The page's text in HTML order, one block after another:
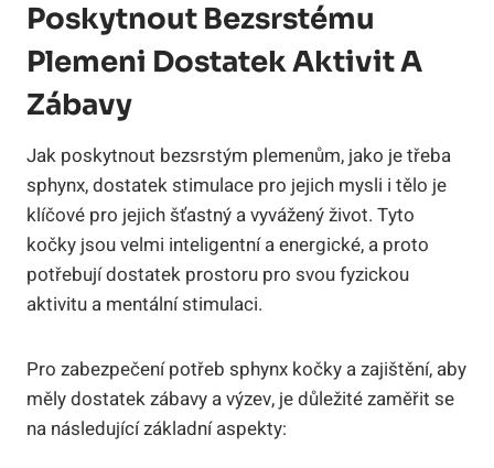
Poskytnout Bezsrstému
Plemeni Dostatek Aktivit A
Zábavy
Jak poskytnout bezsrstým plemenům, jako je třeba
sphynx, dostatek stimulace pro jejich mysli i tělo je
klíčové pro jejich šťastný a vyvážený život. Tyto
kočky jsou velmi inteligentní a energické, a proto
potřebují dostatek prostoru pro svou fyzickou
aktivitu a mentální stimulaci.
Pro zabezpečení potřeb sphynx kočky a zajištění, aby
měly dostatek zábavy a výzev, je důležité zaměřit se
na následující základní aspekty: